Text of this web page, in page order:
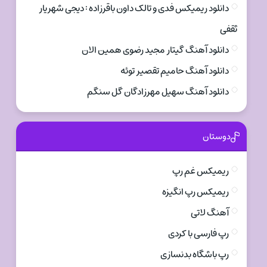
دانلود ریمیکس فدی و تالک داون باقرزاده : دیجی شهریار
ثقفی
دانلود آهنگ گیتار مجید رضوی همین الان
دانلود آهنگ حامیم تقصیر توئه
دانلود آهنگ سهیل مهرزادگان گل سنگم
دوستان
ریمیکس غم رپ
ریمیکس رپ انگیزه
آهنگ لاتی
رپ فارسی با کردی
رپ باشگاه بدنسازی